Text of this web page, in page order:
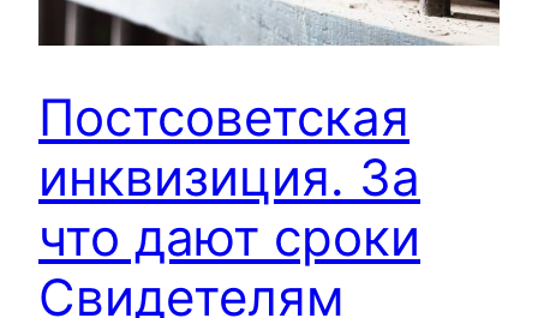
Постсоветская
инквизиция. За
что дают сроки
Свидетелям